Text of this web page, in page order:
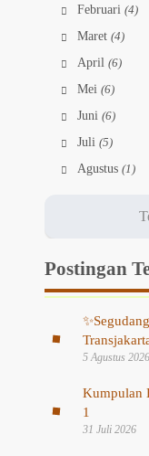
Februari(4)
Maret(4)
April(6)
Mei(6)
Juni(6)
Juli(5)
Agustus(1)
Postingan
✨
5 Agustus 2026
Kumpulan
1
31 Juli 2026